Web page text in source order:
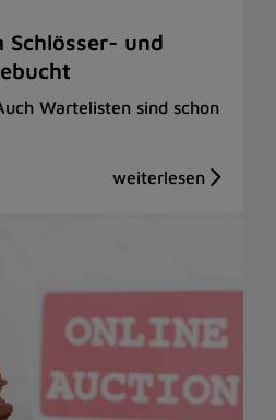
Schlösser- und
Wartelisten sind schon